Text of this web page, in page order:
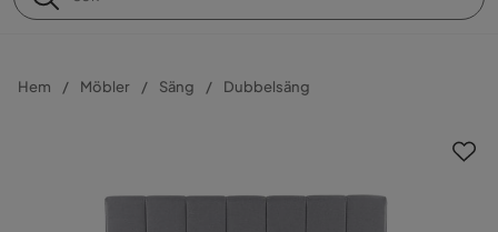
Hem Möbler Säng Dubbelsäng